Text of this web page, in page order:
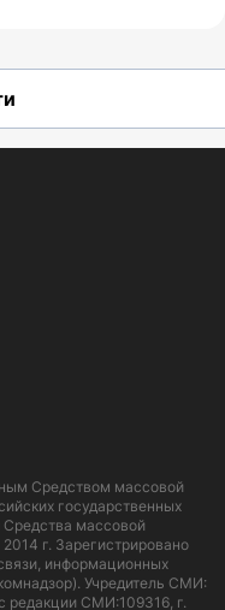
Средством массовой
государственных
Средства массовой
г. Зарегистрировано
информационных
Учредитель СМИ:
редакции СМИ:109316, г.